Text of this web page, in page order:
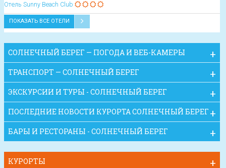
Oтель Sunny Beach Club
ПОКАЗАТЬ ВСЕ ОТЕЛИ
СОЛНЕЧНЫЙ БЕРЕГ — ПОГОДА И ВЕБ-КАМЕРЫ
ТРАНСПОРТ — СОЛНЕЧНЫЙ БЕРЕГ
ЭКСКУРСИИ И ТУРЫ - СОЛНЕЧНЫЙ БЕРЕГ
ПОСЛЕДНИЕ НОВОСТИ КУРОРТА СОЛНЕЧНЫЙ БЕРЕГ
БАРЫ И РЕСТОРАНЫ - СОЛНЕЧНЫЙ БЕРЕГ
КУРОРТЫ